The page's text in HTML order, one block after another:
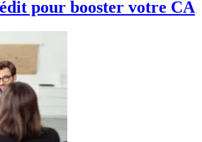
pour booster votre CA